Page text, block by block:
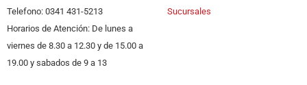
Telefono: 0341 431-5213
Horarios de Atención: De lunes a
viernes de 8.30 a 12.30 y de 15.00 a
19.00 y sabados de 9 a 13
Sucursales